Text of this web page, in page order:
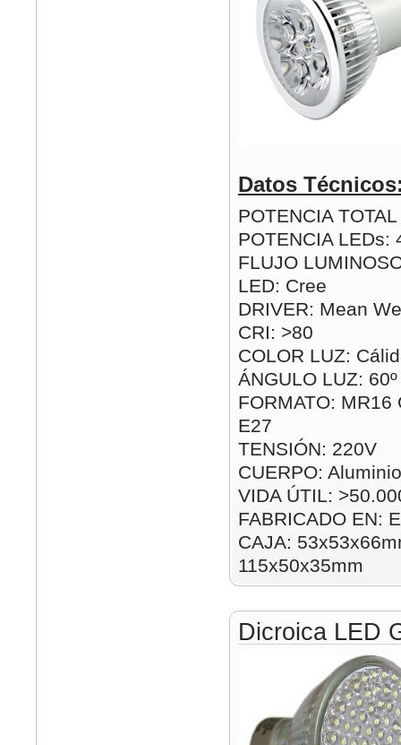
Datos
POTENCIA
POTENCIA LEDs:
FLUJO
LED: Cree
DRIVER: Mean
CRI: >80
COLOR LUZ:
ÁNGULO LUZ: 60º
FORMATO: MR16
E27
TENSIÓN: 220V
CUERPO: Aluminio
VIDA ÚTIL:
FABRICADO EN:
CAJA:
115x50x35mm
Dicroica LED